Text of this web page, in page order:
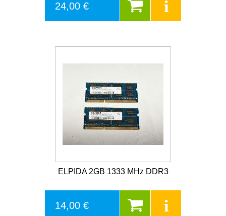
24,00 €
ELPIDA 2GB 1333 MHz DDR3
14,00 €